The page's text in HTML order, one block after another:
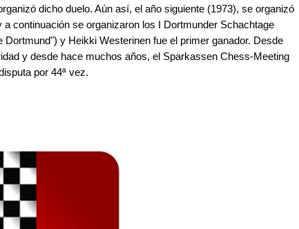
dicho duelo. Aún así, el año siguiente (1973), se organizó
continuación se organizaron los I Dortmunder Schachtage
y Heikki Westerinen fue el primer ganador. Desde
y desde hace muchos años, el Sparkassen Chess-Meeting
por 44ª vez.